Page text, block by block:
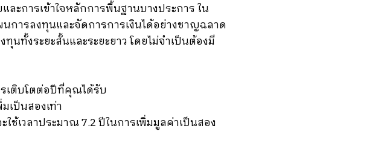
ะการเข้าใจหลักการพื้นฐานบางประการ ใน
การลงทุนและจัดการการเงินได้อย่างชาญฉลาด
นทั้งระยะสั้นและระยะยาว โดยไม่จำเป็นต้องมี
เติบโตต่อปีที่คุณได้รับ
เป็นสองเท่า
ช้เวลาประมาณ 7.2 ปีในการเพิ่มมูลค่าเป็นสอง